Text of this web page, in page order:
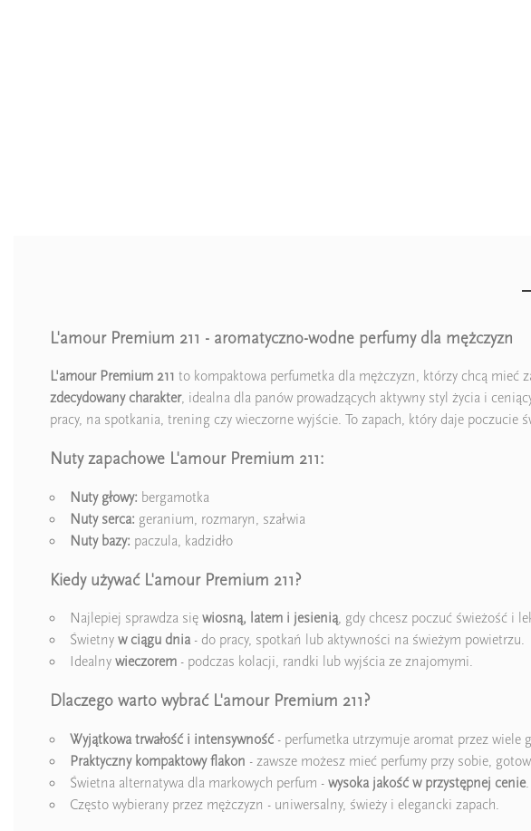
L'amour Premium 211 - aromatyczno-wodne perfumy dla mężczyzn
L'amour Premium 211 to kompaktowa perfumetka dla mężczyzn, którzy chcą mieć
zdecydowany charakter, idealna dla panów prowadzących aktywny styl życia i
pracy, na spotkania, trening czy wieczorne wyjście. To zapach, który daje poczucie
Nuty zapachowe L'amour Premium 211:
Nuty głowy: bergamotka
Nuty serca: geranium, rozmaryn, szałwia
Nuty bazy: paczula, kadzidło
Kiedy używać L'amour Premium 211?
Najlepiej sprawdza się wiosną, latem i jesienią, gdy chcesz poczuć świeżość i
Świetny w ciągu dnia - do pracy, spotkań lub aktywności na świeżym powietrzu.
Idealny wieczorem - podczas kolacji, randki lub wyjścia ze znajomymi.
Dlaczego warto wybrać L'amour Premium 211?
Wyjątkowa trwałość i intensywność- perfumetka utrzymuje aromat przez wiele
Praktyczny kompaktowy flakon - zawsze możesz mieć perfumy przy sobie,
Świetna alternatywa dla markowych perfum - wysoka jakość w przystępnej cenie.
Często wybierany przez mężczyzn - uniwersalny, świeży i elegancki zapach.